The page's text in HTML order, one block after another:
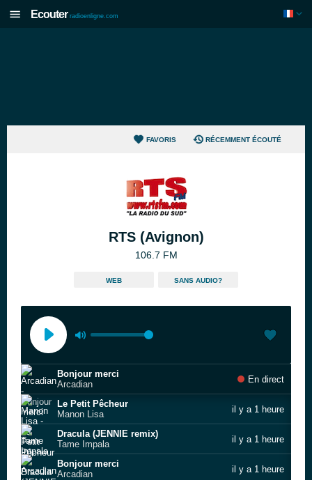
Ecouter radioenligne.com
FAVORIS RÉCEMMENT ÉCOUTÉ
RTS (Avignon)
106.7 FM
WEB SANS AUDIO?
Bonjour merci
Arcadian
En direct
Le Petit Pêcheur
Manon Lisa
il y a 1 heure
Dracula (JENNIE remix)
Tame Impala
il y a 1 heure
Bonjour merci
Arcadian
il y a 1 heure